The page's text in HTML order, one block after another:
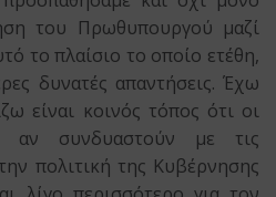
του Πρωθυπουργού μαζί
το πλαίσιο το οποίο ετέθη,
δυνατές απαντήσεις. Έχω
είναι κοινός τόπος ότι οι
αν συνδυαστούν με τις
πολιτική της Κυβέρνησης